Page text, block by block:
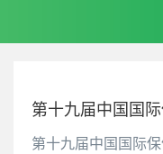
第十九届中国国
第十九届中国国际